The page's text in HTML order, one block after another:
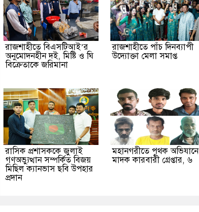
রাজশাহীতে বিএসটিআই’র
অনুমোদনহীন দই, মিষ্টি ও ঘি
বিক্রেতাকে জরিমানা
রাজশাহীতে পাঁচ দিনব্যাপী
উদ্যোক্তা মেলা সমাপ্ত
রাসিক প্রশাসককে জুলাই
গণঅভ্যুত্থান সম্পর্কিত বিজয়
মিছিল ক্যানভাস ছবি উপহার
প্রদান
মহানগরীতে পৃথক অভিযানে
মাদক কারবারী গ্রেপ্তার, ৬